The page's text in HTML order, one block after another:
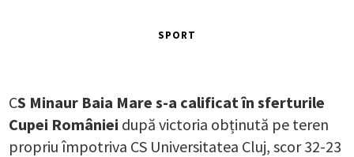
SPORT
CS Minaur Baia Mare s-a calificat în sferturile
Cupei României după victoria obținută pe teren
propriu împotriva CS Universitatea Cluj, scor 32-23